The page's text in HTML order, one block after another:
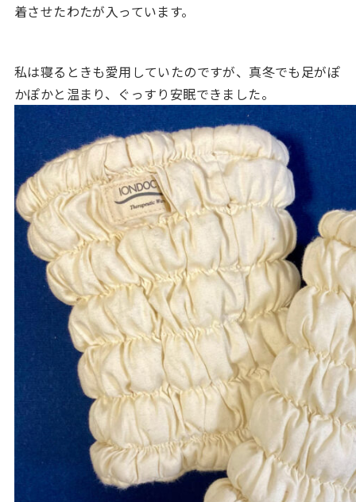
着させたわたが入っています。
私は寝るときも愛用していたのですが、真冬でも足がぽ
かぽかと温まり、ぐっすり安眠できました。